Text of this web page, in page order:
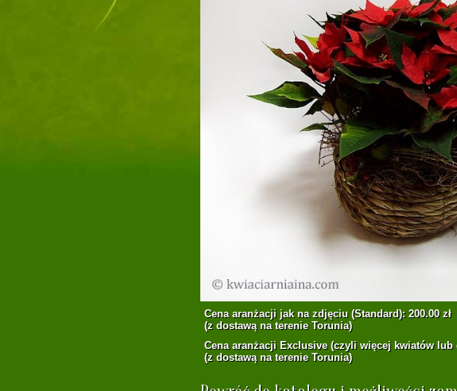
Cena aranżacji jak na zdjęciu (Standard): 200.00 zł
(z dostawą na terenie Torunia)
Cena aranżacji Exclusive (czyli więcej kwiatów lub
(z dostawą na terenie Torunia)